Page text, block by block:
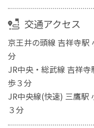
交通アクセス
京王井の頭線 吉祥寺
分
JR中央・総武線 吉祥
歩３分
JR中央線(快速) 三鷹
３分